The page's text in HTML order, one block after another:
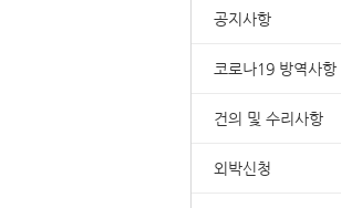
공지사항
코로나19 방역사항
건의 및 수리사항
외박신청